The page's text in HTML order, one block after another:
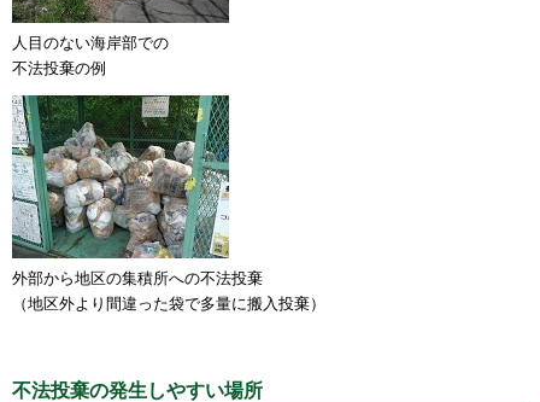
人目のない海岸部での
不法投棄の例
外部から地区の集積所への不法投棄
（地区外より間違った袋で多量に搬入投棄）
不法投棄の発生しやすい場所